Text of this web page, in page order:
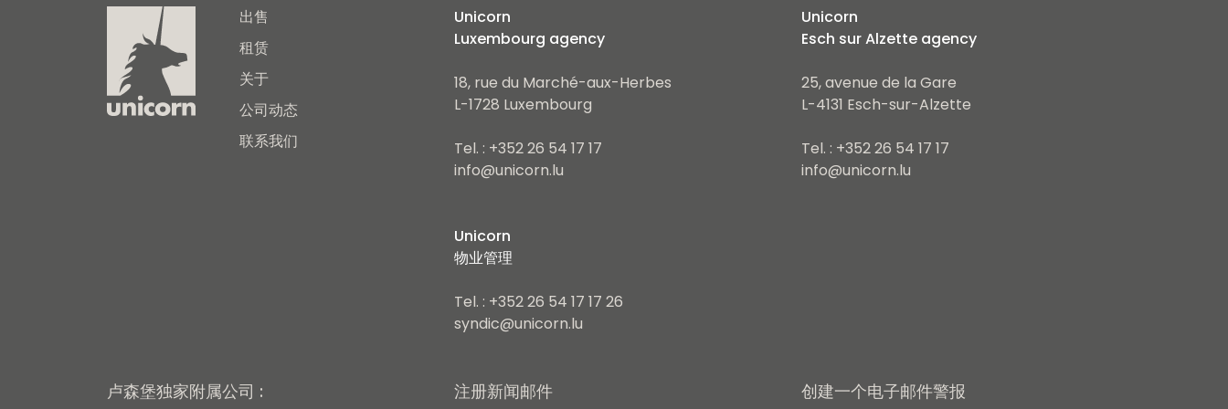
出售
租赁
关于
公司动态
联系我们
Unicorn
Luxembourg agency
18, rue du Marché-aux-Herbes
L-1728 Luxembourg
Tel. : +352 26 54 17 17
info@unicorn.lu
Unicorn
Esch sur Alzette agency
25, avenue de la Gare
L-4131 Esch-sur-Alzette
Tel. : +352 26 54 17 17
info@unicorn.lu
Unicorn
物业管理
Tel. : +352 26 54 17 17 26
syndic@unicorn.lu
卢森堡独家附属公司 : 注册新闻邮件 创建一个电子邮件警报